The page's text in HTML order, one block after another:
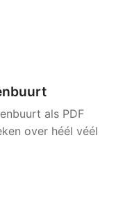
als PDF
over héél véél